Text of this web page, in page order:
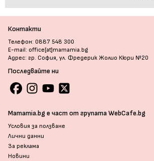
Контакти
Телефон: 0887 548 300
E-mail: office[at]mamamia.bg
Адрес: гр. София, ул. Фредерик Жолио Кюри №20
Последвайте ни
Mamamia.bg е част от групата WebCafe.bg
Условия за ползване
Лични данни
За реклама
Новини